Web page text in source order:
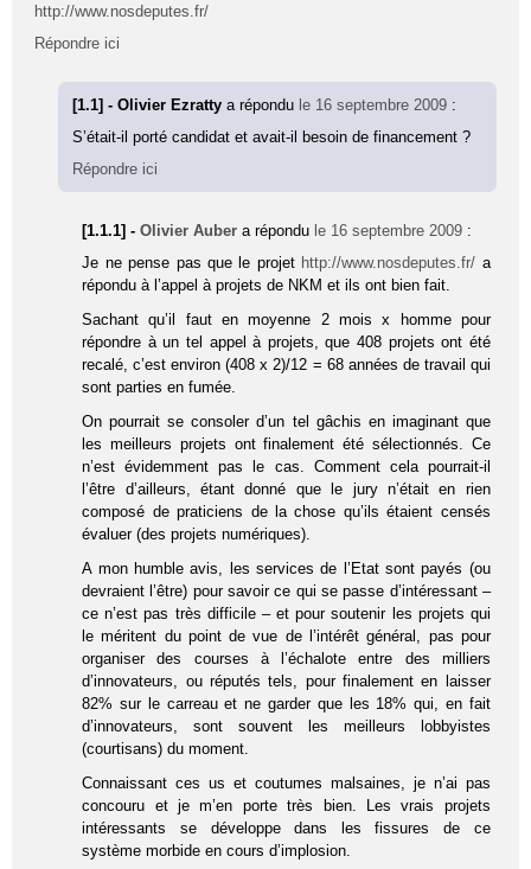
http://www.nosdeputes.fr/
Répondre ici
[1.1] - Olivier Ezrattya répondu le 16 septembre 2009 :
S’était-il porté candidat et avait-il besoin de financement ?
Répondre ici
[1.1.1] -Olivier Auber a répondu le 16 septembre 2009 :
Je ne pense pas que le projet http://www.nosdeputes.fr/ a
répondu à l’appel à projets de NKM et ils ont bien fait.
Sachant qu’il faut en moyenne 2 mois x homme pour
répondre à un tel appel à projets, que 408 projets ont été
recalé, c’est environ (408 x 2)/12 = 68 années de travail qui
sont parties en fumée.
On pourrait se consoler d’un tel gâchis en imaginant que
les meilleurs projets ont finalement été sélectionnés. Ce
n’est évidemment pas le cas. Comment cela pourrait-il
l’être d’ailleurs, étant donné que le jury n’était en rien
composé de praticiens de la chose qu’ils étaient censés
évaluer (des projets numériques).
A mon humble avis, les services de l’Etat sont payés (ou
devraient l’être) pour savoir ce qui se passe d’intéressant –
ce n’est pas très difficile – et pour soutenir les projets qui
le méritent du point de vue de l’intérêt général, pas pour
organiser des courses à l’échalote entre des milliers
d’innovateurs, ou réputés tels, pour finalement en laisser
82% sur le carreau et ne garder que les 18% qui, en fait
d’innovateurs, sont souvent les meilleurs lobbyistes
(courtisans) du moment.
Connaissant ces us et coutumes malsaines, je n’ai pas
concouru et je m’en porte très bien. Les vrais projets
intéressants se développe dans les fissures de ce
système morbide en cours d’implosion.